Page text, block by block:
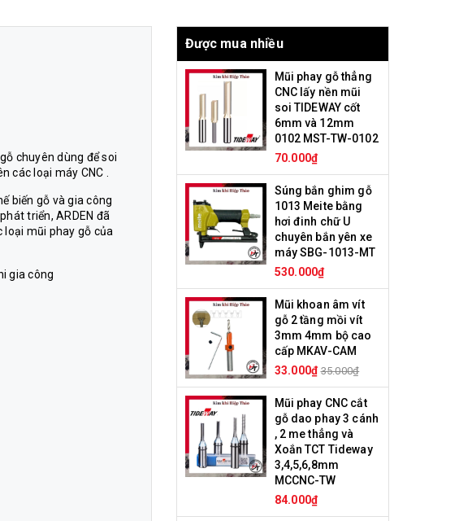
chuyên dùng để soi
loại máy CNC .
biến gỗ và gia công
triển, ARDEN đã
mũi phay gỗ của
gia công
Được mua nhiều
Mũi phay gỗ thẳng
CNC lấy nền mũi
soi TIDEWAY cốt
6mm và 12mm
0102 MST-TW-0102
70.000₫
Súng bắn ghim gỗ
1013 Meite bằng
hơi đinh chữ U
chuyên bắn yên xe
máy SBG-1013-MT
530.000₫
Mũi khoan âm vít
gỗ 2 tầng mồi vít
3mm 4mm bộ cao
cấp MKAV-CAM
33.000₫ 35.000₫
Mũi phay CNC cắt
gỗ dao phay 3 cánh
, 2 me thẳng và
Xoắn TCT Tideway
3,4,5,6,8mm
MCCNC-TW
84.000₫